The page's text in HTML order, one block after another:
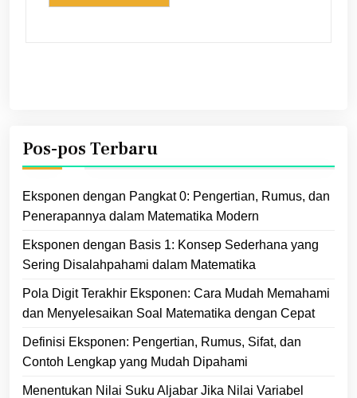
Pos-pos Terbaru
Eksponen dengan Pangkat 0: Pengertian, Rumus, dan
Penerapannya dalam Matematika Modern
Eksponen dengan Basis 1: Konsep Sederhana yang
Sering Disalahpahami dalam Matematika
Pola Digit Terakhir Eksponen: Cara Mudah Memahami
dan Menyelesaikan Soal Matematika dengan Cepat
Definisi Eksponen: Pengertian, Rumus, Sifat, dan
Contoh Lengkap yang Mudah Dipahami
Menentukan Nilai Suku Aljabar Jika Nilai Variabel